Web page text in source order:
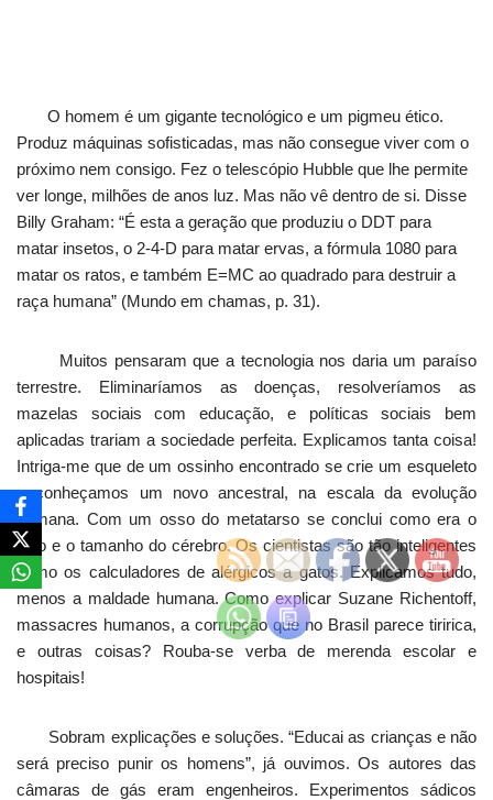
O homem é um gigante tecnológico e um pigmeu ético.
Produz máquinas sofisticadas, mas não consegue viver com o
próximo nem consigo. Fez o telescópio Hubble que lhe permite
ver longe, milhões de anos luz. Mas não vê dentro de si. Disse
Billy Graham: “É esta a geração que produziu o DDT para
matar insetos, o 2-4-D para matar ervas, a fórmula 1080 para
matar os ratos, e também E=MC ao quadrado para destruir a
raça humana” (Mundo em chamas, p. 31).
Muitos pensaram que a tecnologia nos daria um paraíso
terrestre. Eliminaríamos as doenças, resolveríamos as
mazelas sociais com educação, e políticas sociais bem
aplicadas trariam a sociedade perfeita. Explicamos tanta coisa!
Intriga-me que de um ossinho encontrado se crie um esqueleto
e conheçamos um novo ancestral, na escala da evolução
humana. Com um osso do metatarso se conclui como era o
olho e o tamanho do cérebro. Os cientistas são tão inteligentes
como os calculadores de alérgicos a gatos. Explicamos tudo,
menos a maldade humana. Como explicar Suzane Richentoff,
massacres humanos, a corrupção que no Brasil parece tiririca,
e outras coisas? Rouba-se verba de merenda escolar e
hospitais!
Sobram explicações e soluções. “Educai as crianças e não
será preciso punir os homens”, já ouvimos. Os autores das
câmaras de gás eram engenheiros. Experimentos sádicos